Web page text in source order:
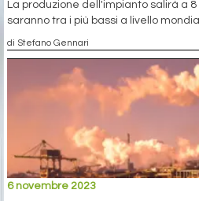
La produzione dell'impianto salirà a
saranno tra i più bassi a livello
di Stefano Gennari
6 novembre 2023